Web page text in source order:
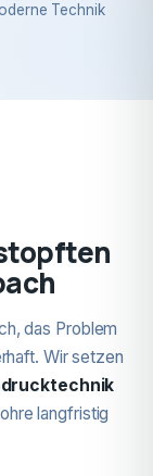
Technik
das Problem
Wir setzen
langfristig